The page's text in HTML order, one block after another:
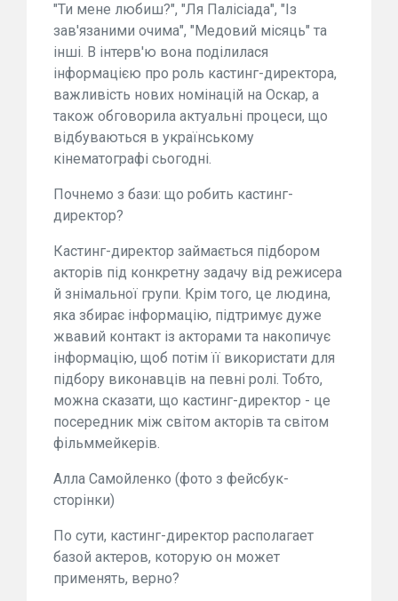
"Ти мене любиш?", "Ля Палісіада", "Із
зав'язаними очима", "Медовий місяць" та
інші. В інтерв'ю вона поділилася
інформацією про роль кастинг-директора,
важливість нових номінацій на Оскар, а
також обговорила актуальні процеси, що
відбуваються в українському
кінематографі сьогодні.
Почнемо з бази: що робить кастинг-
директор?
Кастинг-директор займається підбором
акторів під конкретну задачу від режисера
й знімальної групи. Крім того, це людина,
яка збирає інформацію, підтримує дуже
жвавий контакт із акторами та накопичує
інформацію, щоб потім її використати для
підбору виконавців на певні ролі. Тобто,
можна сказати, що кастинг-директор - це
посередник між світом акторів та світом
фільммейкерів.
Алла Самойленко (фото з фейсбук-
сторінки)
По сути, кастинг-директор располагает
базой актеров, которую он может
применять, верно?